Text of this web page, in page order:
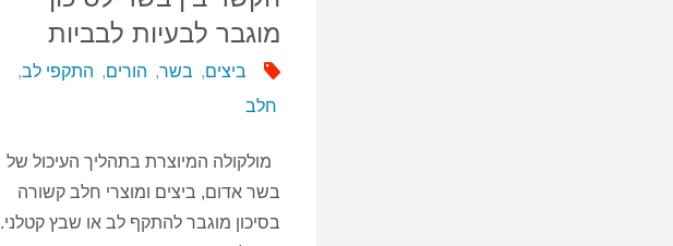
מוגבר לבעיות לבביות
ביצים, בשר, הורים, התקפי לב,
חלב
מולקולה המיוצרת בתהליך העיכול של
בשר אדום, ביצים ומוצרי חלב קשורה
בסיכון מוגבר להתקף לב או שבץ קטלני.